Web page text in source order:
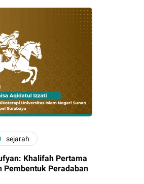
sejarah
Khalifah Pertama
Pembentuk Peradaban